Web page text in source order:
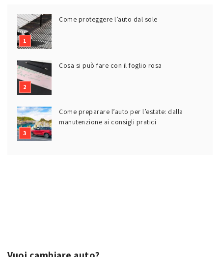
Come proteggere l’auto dal sole
Cosa si può fare con il foglio rosa
Come preparare l’auto per l’estate: dalla
manutenzione ai consigli pratici